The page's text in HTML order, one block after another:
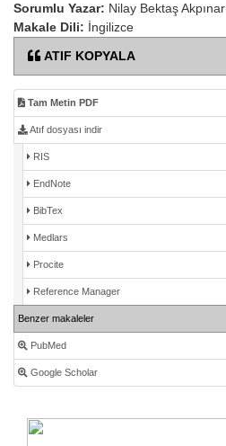
Sorumlu Yazar: Nilay Bektaş Akpınar
Makale Dili: İngilizce
ATIF KOPYALA
Tam Metin PDF
Atıf dosyası indir
RIS
EndNote
BibTex
Medlars
Procite
Reference Manager
Benzer makaleler
PubMed
Google Scholar